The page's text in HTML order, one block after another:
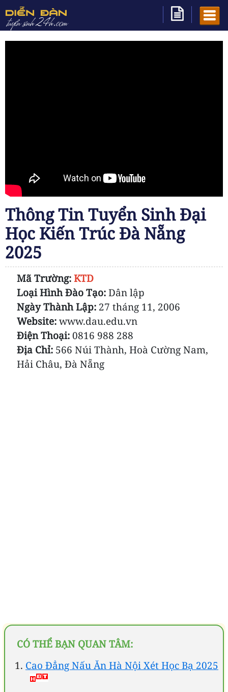
Thông Tin Tuyển Sinh Đại
Học Kiến Trúc Đà Nẵng
2025
Mã Trường: KTD
Loại Hình Đào Tạo: Dân lập
Ngày Thành Lập: 27 tháng 11, 2006
Website: www.dau.edu.vn
Điện Thoại: 0816 988 288
Địa Chỉ: 566 Núi Thành, Hoà Cường Nam,
Hải Châu, Đà Nẵng
CÓ THỂ BẠN QUAN TÂM:
Cao Đẳng Nấu Ăn Hà Nội Xét Học Bạ 2025